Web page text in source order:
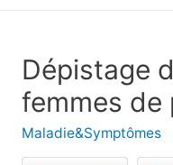
Dépistage
femmes de
Maladie&Symptômes